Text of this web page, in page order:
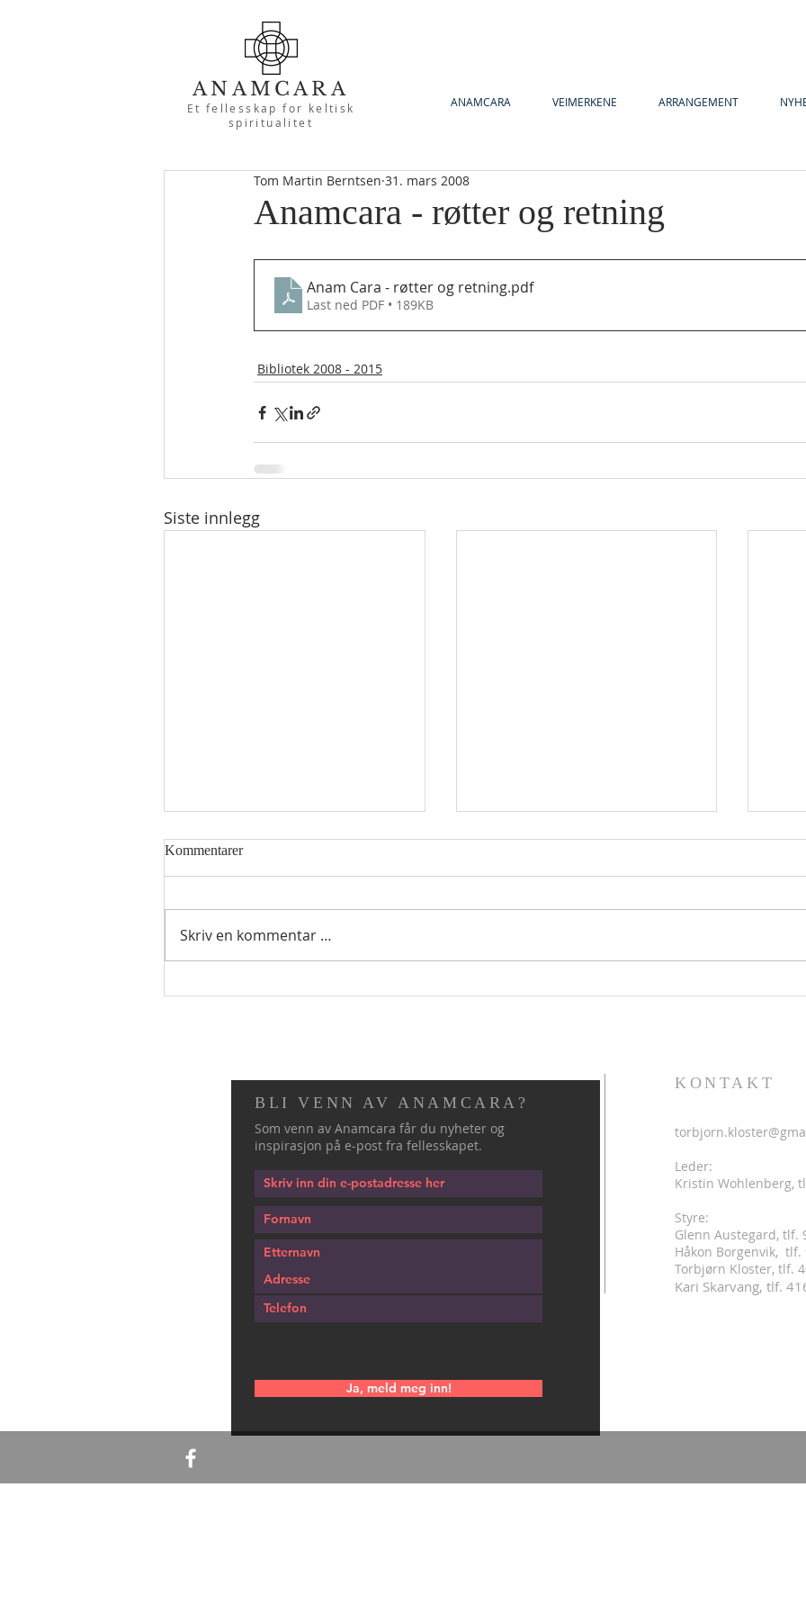
ANAMCARA
Et fellesskap for keltisk
spiritualitet
ANAMCARA VEIMERKENE ARRANGEMENT
Anamcara - røtter og retning
Tom Martin Berntsen 31. mars 2008
Anam Cara - røtter og retning.pdf
Last ned PDF • 189KB
Bibliotek 2008 - 2015
Siste innlegg
Nyhetsbrev oktober 2015
Et hellig rom for stillhet,
Kommentarer
Skriv en kommentar …
BLI VENN AV ANAMCARA?
Som venn av Anamcara får du nyheter og
inspirasjon på e-post fra fellesskapet.
Ja, meld meg inn!
KONTAKT
Leder:
Kristin Wohlenberg,
Styre:
Glenn Austegard, tlf.
Håkon Borgenvik, tlf.
Torbjørn Kloster, tlf.
Kari Skarvang, tlf.